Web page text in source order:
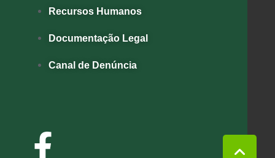
Recursos Humanos
Documentação Legal
Canal de Denúncia